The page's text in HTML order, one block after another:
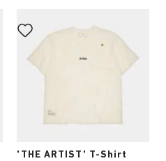
'THE ARTIST' T-Shirt
koloru
spowoduje
zmianę
zdjęcia